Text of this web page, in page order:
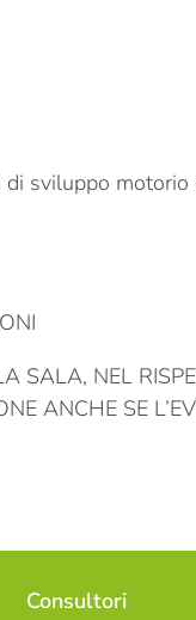
sviluppo
SALA, NEL
ANCHE SE
Consultori